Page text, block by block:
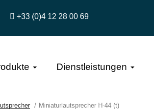
+33 (0)4 12 28 00 69
Dienstleistungen
Miniaturlautsprecher H-44 (t)